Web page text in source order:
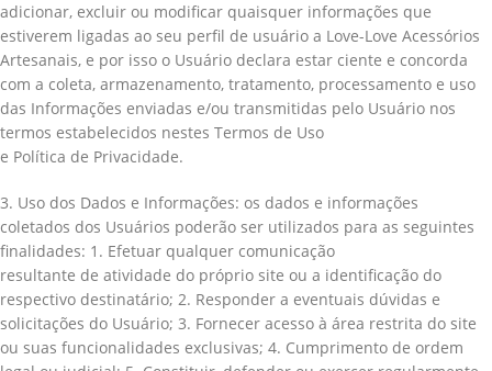
adicionar, excluir ou modificar quaisquer informações que
estiverem ligadas ao seu perfil de usuário a Love-Love Acessórios
Artesanais, e por isso o Usuário declara estar ciente e concorda
com a coleta, armazenamento, tratamento, processamento e uso
das Informações enviadas e/ou transmitidas pelo Usuário nos
termos estabelecidos nestes Termos de Uso
e Política de Privacidade.
3. Uso dos Dados e Informações: os dados e informações
coletados dos Usuários poderão ser utilizados para as seguintes
finalidades: 1. Efetuar qualquer comunicação
resultante de atividade do próprio site ou a identificação do
respectivo destinatário; 2. Responder a eventuais dúvidas e
solicitações do Usuário; 3. Fornecer acesso à área restrita do site
ou suas funcionalidades exclusivas; 4. Cumprimento de ordem